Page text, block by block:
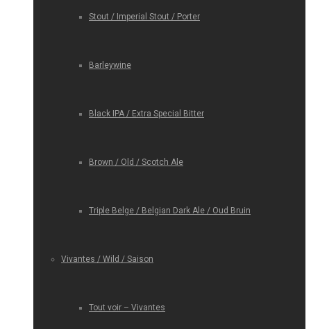
Stout / Imperial Stout / Porter
Barleywine
Black IPA / Extra Special Bitter
Brown / Old / Scotch Ale
Triple Belge / Belgian Dark Ale / Oud Bruin
Vivantes / Wild / Saison
Tout voir – Vivantes